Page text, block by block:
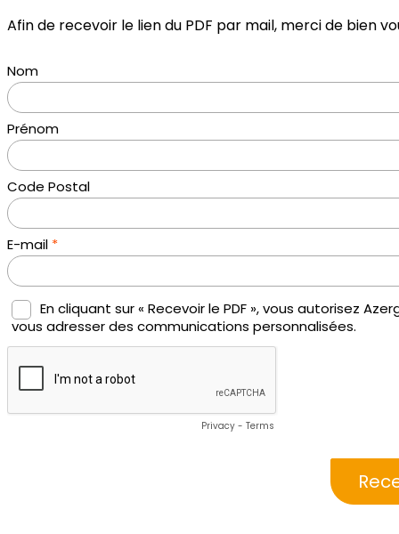
Afin de recevoir le lien du PDF par mail, merci de bien
Nom
Prénom
Code Postal
E-mail *
En cliquant sur « Recevoir le PDF », vous autorisez
vous adresser des communications personnalisées.
Privacy - Terms